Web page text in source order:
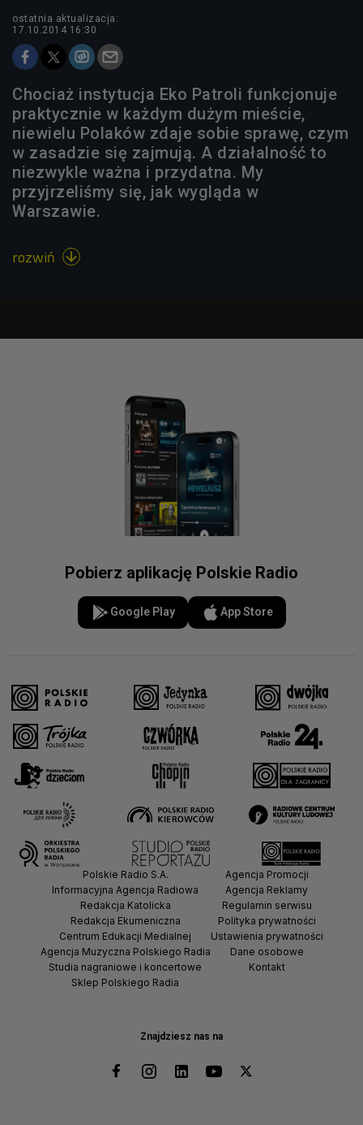
ostatnia aktualizacja:
17.10.2014 16:30
Chociaż instytucja Eko Patroli funkcjonuje
praktycznie w każdym dużym mieście,
niewielu Polaków zdaje sobie sprawę, czym
w zasadzie się zajmują. A działalność to
niezwykle ważna i przydatna. My
przyjrzeliśmy się, jak wygląda w
Warszawie.
rozwiń 
Pobierz aplikację Polskie Radio
Google Play App Store
Znajdziesz nas na
Polskie Radio S.A.
Informacyjna Agencja Radiowa
Redakcja Katolicka
Redakcja Ekumeniczna
Centrum Edukacji Medialnej
Agencja Muzyczna Polskiego Radia
Studia nagraniowe i koncertowe
Sklep Polskiego Radia
Agencja Promocji
Agencja Reklamy
Regulamin serwisu
Polityka prywatności
Ustawienia prywatności
Dane osobowe
Kontakt